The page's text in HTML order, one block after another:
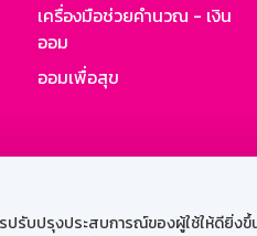
ปรับปรุงประสบการณ์ของผู้ใช้ให้ดียิ่ง
เครื่องมือช่วยคำนวณ - เงิน
ออม
ออมเพื่อสุข